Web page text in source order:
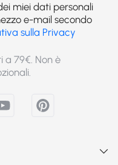
miei dati personali
e-mail secondo
sulla Privacy
a 79€. Non è